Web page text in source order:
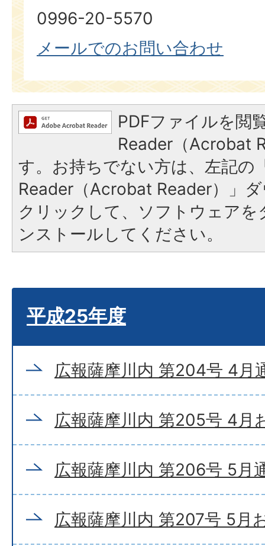
0996-20-5570
メールでのお問い合わせ
PDFファイルを閲
Reader（Acrobat
す。お持ちでない方は、左記の
Reader（Acrobat Reader）」
クリックして、ソフトウェア
ンストールしてください。
平成25年度
広報薩摩川内 第204号 4月
広報薩摩川内 第205号 4月
広報薩摩川内 第206号 5月
広報薩摩川内 第207号 5月